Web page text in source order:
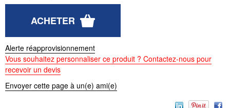
Alerte réapprovisionnement
Vous souhaitez personnaliser ce produit ? Contactez-nous pour
recevoir un devis
Envoyer cette page à un(e) ami(e)